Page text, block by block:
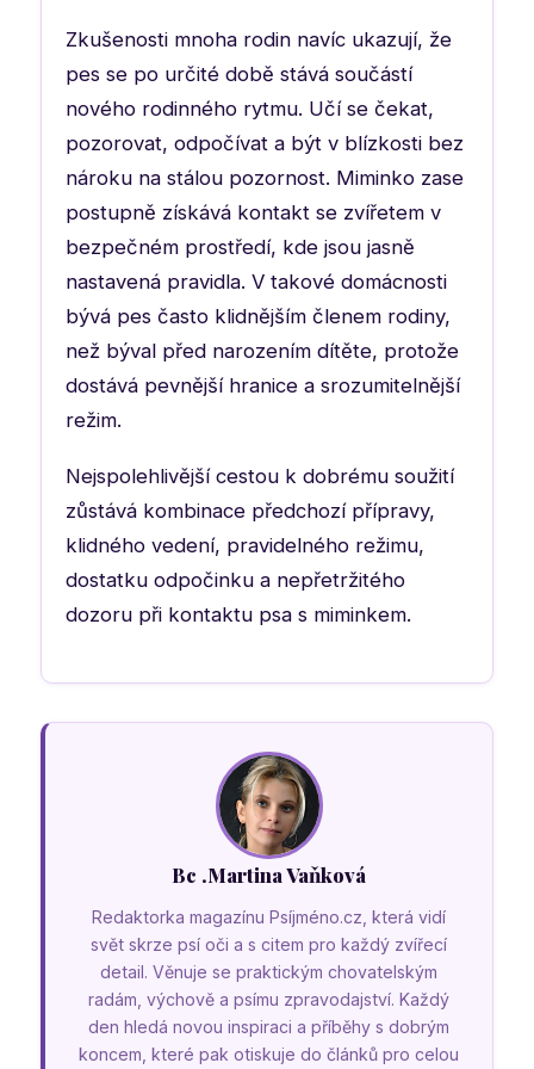
Zkušenosti mnoha rodin navíc ukazují, že
pes se po určité době stává součástí
nového rodinného rytmu. Učí se čekat,
pozorovat, odpočívat a být v blízkosti bez
nároku na stálou pozornost. Miminko zase
postupně získává kontakt se zvířetem v
bezpečném prostředí, kde jsou jasně
nastavená pravidla. V takové domácnosti
bývá pes často klidnějším členem rodiny,
než býval před narozením dítěte, protože
dostává pevnější hranice a srozumitelnější
režim.
Nejspolehlivější cestou k dobrému soužití
zůstává kombinace předchozí přípravy,
klidného vedení, pravidelného režimu,
dostatku odpočinku a nepřetržitého
dozoru při kontaktu psa s miminkem.
Bc .Martina Vaňková
Redaktorka magazínu Psíjméno.cz, která vidí
svět skrze psí oči a s citem pro každý zvířecí
detail. Věnuje se praktickým chovatelským
radám, výchově a psímu zpravodajství. Každý
den hledá novou inspiraci a příběhy s dobrým
koncem, které pak otiskuje do článků pro celou